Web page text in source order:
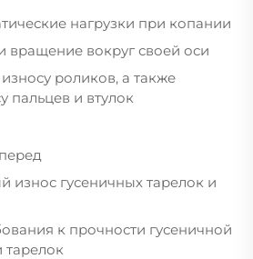
нагрузки при копании
вращение вокруг своей оси
роликов, а также
пальцев и втулок
износ гусеничных тарелок и
к прочности гусеничной
тарелок